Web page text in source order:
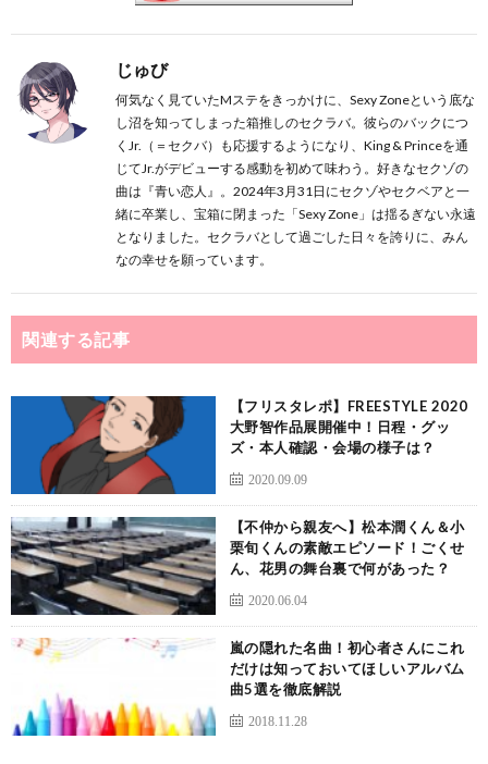
じゅび
何気なく見ていたMステをきっかけに、Sexy Zoneという底な
し沼を知ってしまった箱推しのセクラバ。彼らのバックにつ
くJr.（＝セクバ）も応援するようになり、King & Princeを通
じてJr.がデビューする感動を初めて味わう。好きなセクゾの
曲は『青い恋人』。2024年3月31日にセクゾやセクベアと一
緒に卒業し、宝箱に閉まった「Sexy Zone」は揺るぎない永遠
となりました。セクラバとして過ごした日々を誇りに、みん
なの幸せを願っています。
関連する記事
【フリスタレポ】FREESTYLE 2020
大野智作品展開催中！日程・グッ
ズ・本人確認・会場の様子は？
2020.09.09
【不仲から親友へ】松本潤くん＆小
栗旬くんの素敵エピソード！ごくせ
ん、花男の舞台裏で何があった？
2020.06.04
嵐の隠れた名曲！初心者さんにこれ
だけは知っておいてほしいアルバム
曲5選を徹底解説
2018.11.28